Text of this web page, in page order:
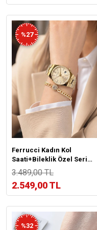
%27
Ferrucci Kadın Kol
Saati+Bileklik Özel Seri
Çelik Kordon Kararma Renk
Atma Yapmaz VS.BLKT.1043
3.489,00 TL
2.549,00 TL
%32